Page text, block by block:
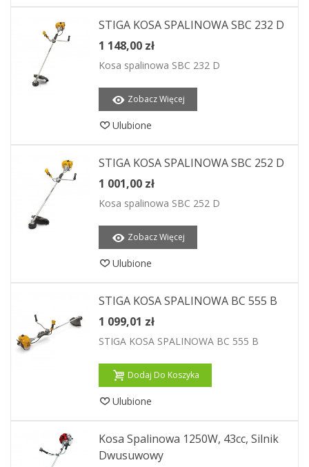
STIGA KOSA SPALINOWA SBC 232 D
1 148,00 zł
Kosa spalinowa SBC 232 D
Zobacz Więcej
Ulubione
STIGA KOSA SPALINOWA SBC 252 D
1 001,00 zł
Kosa spalinowa SBC 252 D
Zobacz Więcej
Ulubione
STIGA KOSA SPALINOWA BC 555 B
1 099,01 zł
STIGA KOSA SPALINOWA BC 555 B
Dodaj Do Koszyka
Ulubione
Kosa Spalinowa 1250W, 43cc, Silnik
Dwusuwowy